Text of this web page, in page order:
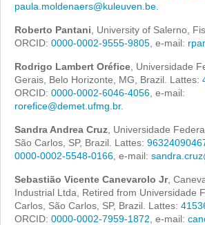
paula.moldenaers@kuleuven.be
Roberto Pantani , University of Salerno,
ORCID: 0000-0002-9555-9805 , e-mail:
Rodrigo Lambert Oréfice , Universidade
Gerais, Belo Horizonte, MG, Brazil. Lattes:
ORCID: 0000-0002-6046-4056 , e-mail:
rorefice@demet.ufmg.br.
Sandra Andrea Cruz , Universidade
São Carlos, SP, Brazil. Lattes:
0000-0002-5548-0166 , e-mail:
Sebastião Vicente Canevarolo Jr,
Industrial Ltda, Retired from Universidade
Carlos, São Carlos, SP, Brazil. Lattes:
ORCID: 0000-0002-7959-1872 , e-mail: